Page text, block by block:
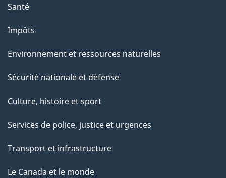
Santé
Impôts
Environnement et ressources naturelles
Sécurité nationale et défense
Culture, histoire et sport
Services de police, justice et urgences
Transport et infrastructure
Le Canada et le monde